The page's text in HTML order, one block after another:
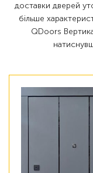
доставки дверей
більше
QDoors